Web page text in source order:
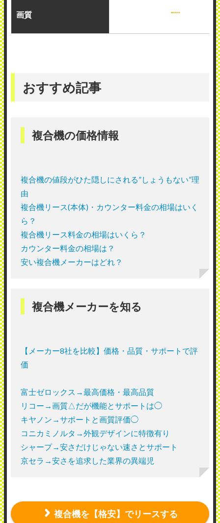
画質
おすすめ記事
複合機の価格情報
複合機の値段がひた隠しにされる”しょうもない”理
由
複合機リース(本体)・カウンター料金の相場はいく
ら？
複合機リース料金の相場はいくら？
カウンター料金の相場は？
安い複合機メーカーはどれ？
複合機メーカーを知る
【メーカー8社を比較】価格・品質・サポートで評
価
富士ゼロックス→最高価格・最高品質
リコー→画質△だが機能とサポートは◯
キヤノン→サポートと画質評価◯
コニカミノルタ→外観デザインに特徴有り
シャープ→安さだけじゃない速さとサポート
京セラ→安さを追求した業界の異端児
複合機を【格安】でリースする